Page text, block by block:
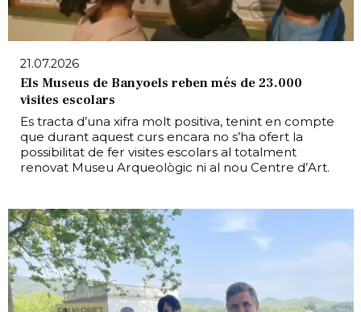
21.07.2026
Els Museus de Banyoels reben més de 23.000
visites escolars
Es tracta d’una xifra molt positiva, tenint en compte
que durant aquest curs encara no s’ha ofert la
possibilitat de fer visites escolars al totalment
renovat Museu Arqueològic ni al nou Centre d’Art.